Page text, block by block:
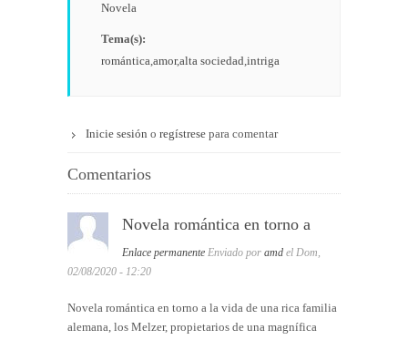
Novela
Tema(s):
romántica amor alta sociedad intriga
Inicie sesión o regístrese para comentar
Comentarios
Novela romántica en torno a
Enlace permanente Enviado por amd el Dom,
02/08/2020 - 12:20
Novela romántica en torno a la vida de una rica familia
alemana, los Melzer, propietarios de una magnífica